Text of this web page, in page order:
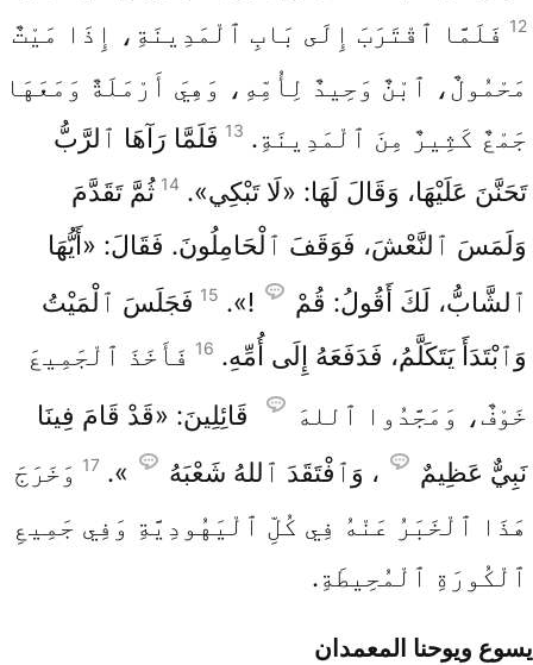
12 فَلَمَّا ٱقْتَرَبَ إِلَى بَابِ ٱلْمَدِينَةِ، إِذَا مَيْتٌ
مَحْمُولٌ، ٱبْنٌ وَحِيدٌ لِأُمِّهِ، وَهِيَ أَرْمَلَةٌ وَمَعَهَا
جَمْعٌ كَثِيرٌ مِنَ ٱلْمَدِينَةِ. 13 فَلَمَّا رَآهَا ٱلرَّبُّ
تَحَنَّنَ عَلَيْهَا، وَقَالَ لَهَا: «لَا تَبْكِي». 14 ثُمَّ تَقَدَّمَ
وَلَمَسَ ٱلنَّعْشَ، فَوَقَفَ ٱلْحَامِلُونَ. فَقَالَ: «أَيُّهَا
ٱلشَّابُّ، لَكَ أَقُولُ: قُمْ
!».
15 فَجَلَسَ ٱلْمَيْتُ
وَٱبْتَدَأَ يَتَكَلَّمُ، فَدَفَعَهُ إِلَى أُمِّهِ. 16 فَأَخَذَ ٱلْجَمِيعَ
خَوْفٌ، وَمَجَّدُوا ٱللهَ
قَائِلِينَ: «قَدْ قَامَ فِينَا
نَبِيٌّ عَظِيمٌ
، وَٱفْتَقَدَ ٱللهُ شَعْبَهُ ».
17 وَخَرَجَ
هَذَا ٱلْخَبَرُ عَنْهُ فِي كُلِّ ٱلْيَهُودِيَّةِ وَفِي جَمِيعِ
ٱلْكُورَةِ ٱلْمُحِيطَةِ.
يسوع ويوحنا المعمدان